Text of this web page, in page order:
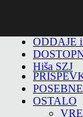
ODDAJE
Hiša SZJ
OSTALO